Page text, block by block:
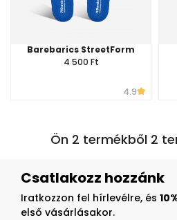
Barebarics StreetForm
4 500 Ft
4.9
Ön 2 termékből 2
Csatlakozz hozzánk
Iratkozzon fel hírlevélre, és
első vásárlásakor.